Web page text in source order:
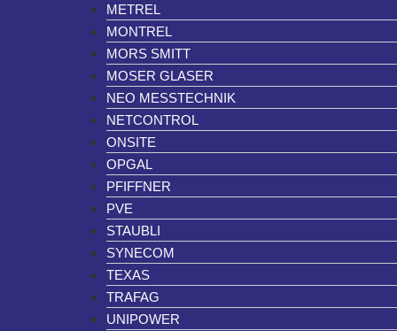
METREL
MONTREL
MORS SMITT
MOSER GLASER
NEO MESSTECHNIK
NETCONTROL
ONSITE
OPGAL
PFIFFNER
PVE
STAUBLI
SYNECOM
TEXAS
TRAFAG
UNIPOWER